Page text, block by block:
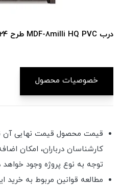
درب MDF-8milli HQ PVC طرح K-124 سفارشی
خصوصیات محصول
قیمت محصول قیمت نهایی آن
کارشناسان درباران، امکان
توجه به نوع پروژه وجود
مطالعه قوانین مربوط به خرید